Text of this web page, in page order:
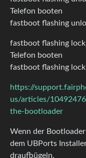
Telefon booten
fastboot flashing
fastboot flashing
Telefon booten
fastboot flashing lock
https://
us/articles/
the-bootloader
Wenn der
dem UBPorts
draufbügeln.